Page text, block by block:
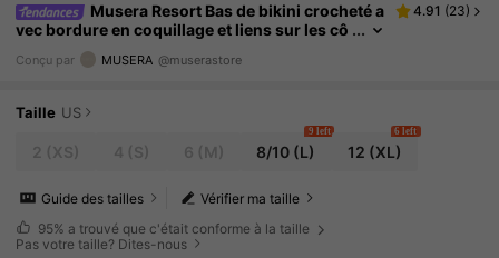
Musera Resort Bas de bikini crocheté a
vec bordure en coquillage et liens sur les cô
tés. Maillot de bain pour la plage, les vacanc
es, l'été, les jours fériés. Mignon, sexy, élégant,
4.91 (23)
Conçu par MUSERA @muserastore
Taille US
8/10 (L)
9 left
12 (XL)
6 left
Vérifier ma taille
Guide des tailles
95% a trouvé que c'était conforme à la taille
Pas votre taille? Dites-nous